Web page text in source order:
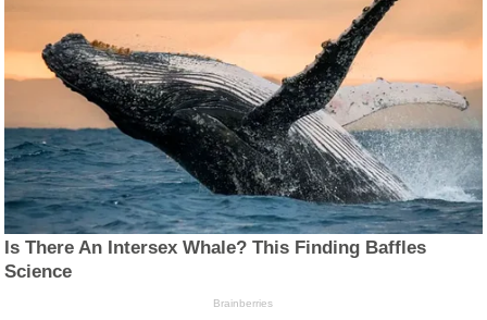
Is There An Intersex Whale? This Finding Baffles
Science
Brainberries